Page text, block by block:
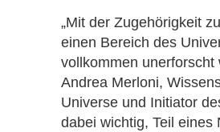
„Mit der Zugehörigkeit
einen Bereich des
vollkommen unerforscht
Andrea Merloni,
Universe und Initiator
dabei wichtig, Teil